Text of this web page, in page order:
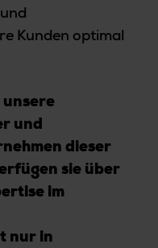
Kunden optimal
unsere
und
dieser
sie über
im
nur in